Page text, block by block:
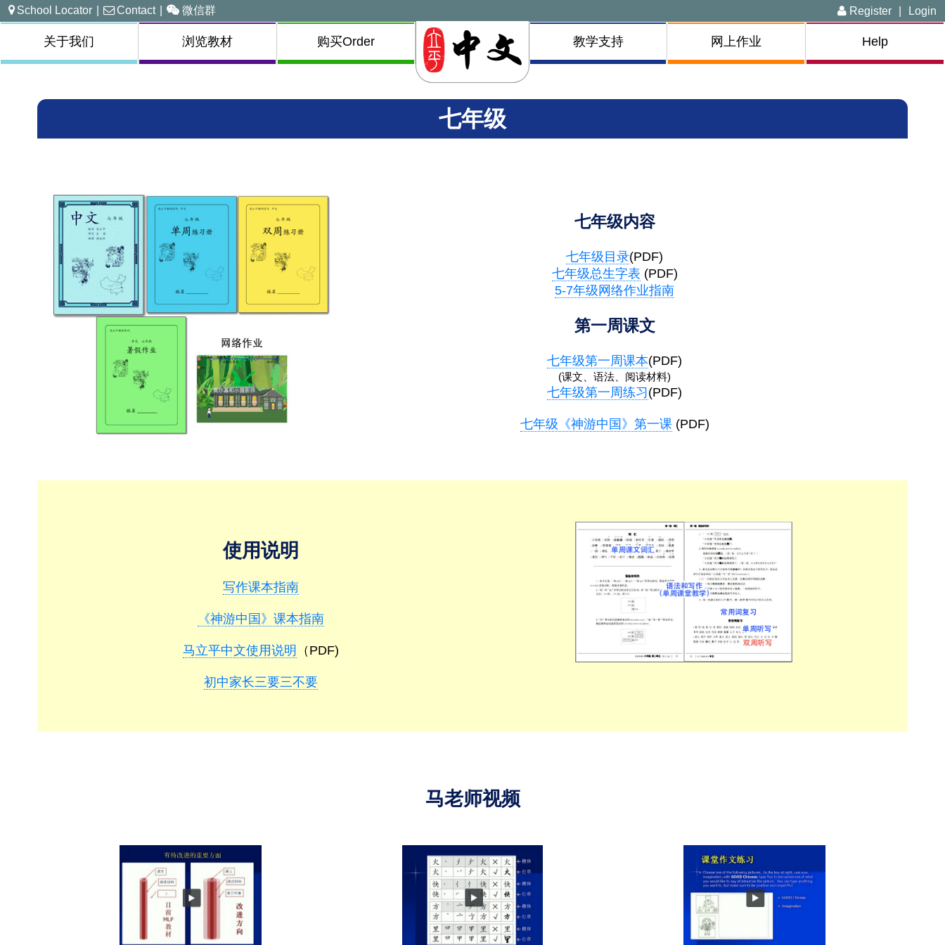
School Locator | Contact | 微信群 Register | Login
关于我们 浏览教材 购买Order 教学支持 网上作业 Help
七年级
七年级内容
七年级目录(PDF)
七年级总生字表 (PDF)
5-7年级网络作业指南
第一周课文
七年级第一周课本(PDF)
(课文、语法、阅读材料)
七年级第一周练习 (PDF)
七年级《神游中国》第一课(PDF)
使用说明
写作课本指南
《神游中国》课本指南
马立平中文使用说明 （PDF)
初中家长三要三不要
马老师视频